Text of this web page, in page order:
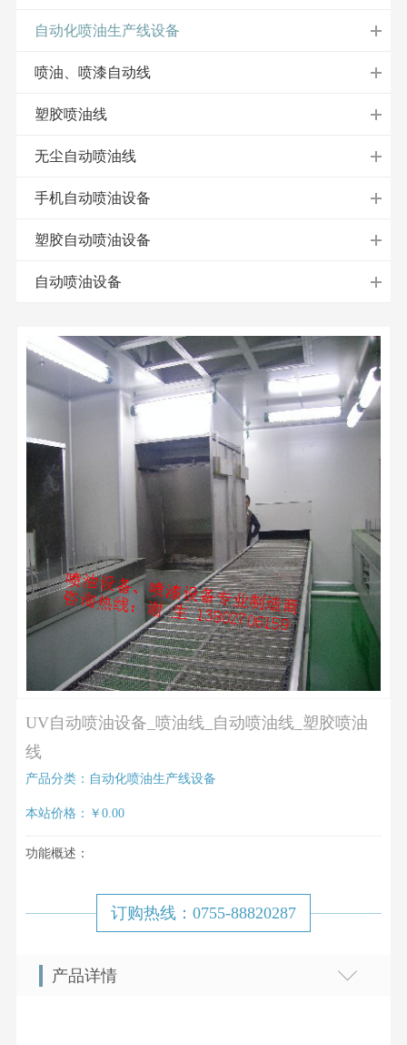
自动化喷油生产线设备
喷油、喷漆自动线
塑胶喷油线
无尘自动喷油线
手机自动喷油设备
塑胶自动喷油设备
自动喷油设备
UV自动喷油设备_喷油线_自动喷油线_塑胶喷油
线
产品分类：自动化喷油生产线设备
本站价格：￥0.00
功能概述：
订购热线：0755-88820287
产品详情